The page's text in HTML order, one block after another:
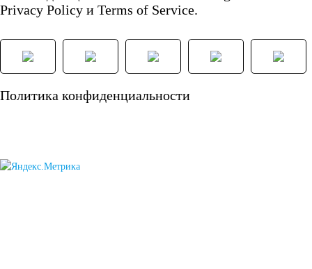
Аккумуляторы для
мототехники
Privacy Policy и Terms of Service.
Политика конфиденциальности